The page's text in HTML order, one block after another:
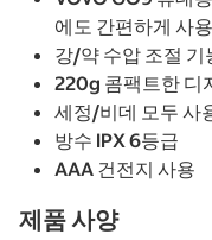
에도 간편하게 사
강/약 수압 조절 기
220g 콤팩트한 디
세정/비데 모두 사
방수 IPX 6등급
AAA 건전지 사용
제품 사양